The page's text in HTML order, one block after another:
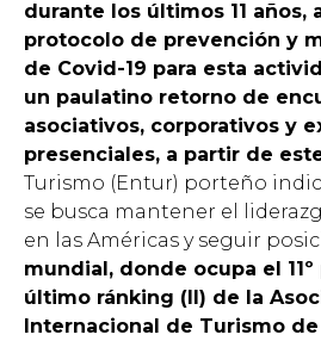
durante los últimos 11 años,
protocolo de prevención y
de Covid-19 para esta
un paulatino retorno de
asociativos, corporativos y
presenciales, a partir de
Turismo (Entur) porteño
se busca mantener el
en las Américas y seguir
mundial, donde ocupa el
último ránking (II) de la
Internacional de Turismo de